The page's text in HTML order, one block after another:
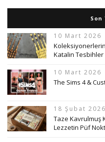
Son
10 Mart 2026
Katalin Tesbihler
10 Mart 2026
The Sims 4 &
18 Şubat 2026
Taze Kavrulmuş
Lezzetin Püf